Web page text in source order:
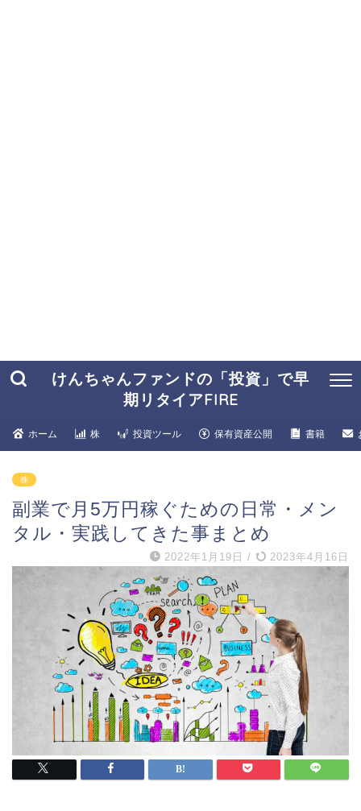
けんちゃんファンドの「投資」で早
期リタイアFIRE
ホーム 株 投資ツール 保有資産公開 書籍
株
副業で月5万円稼ぐための日常・メン
タル・実践してきた事まとめ
2022年1月19日 / 2023年4月16日